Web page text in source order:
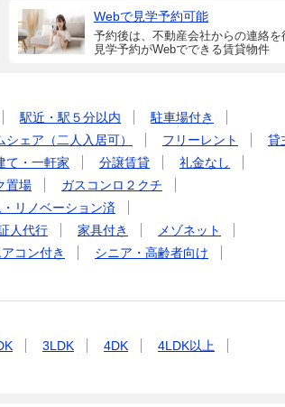
Webで見学予約可能
予約後は、不動産会社からの連絡を
見学予約がWebでできる賃貸物件
駅近・駅５分以内
駐車場付き
シェア（二人入居可） フリーレント
貸
て・一軒家 分譲賃貸
礼金なし
置場
ガスコンロ２クチ
・リノベーション済
人代行 家具付き
メゾネット
コン付き
シニア・高齢者向け
3LDK 4DK
4LDK以上